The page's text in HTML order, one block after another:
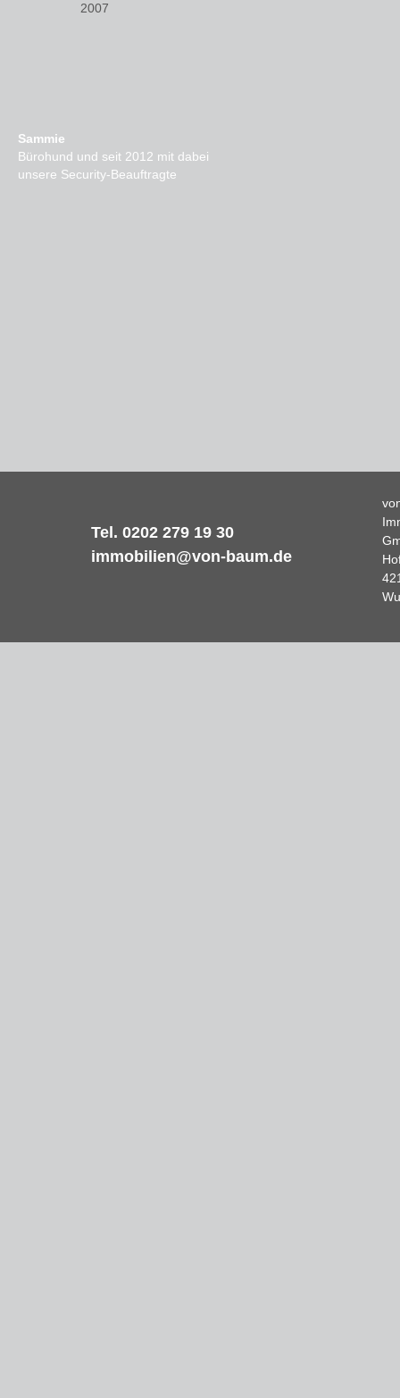
2007
Sammie
Bürohund und seit 2012 mit dabei
unsere Security-Beauftragte
Tel. 0202 279 19 30
immobilien@von-baum.de